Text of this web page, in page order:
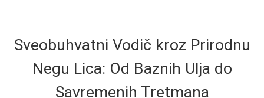
Sveobuhvatni Vodič kroz Prirodnu
Negu Lica: Od Baznih Ulja do
Savremenih Tretmana